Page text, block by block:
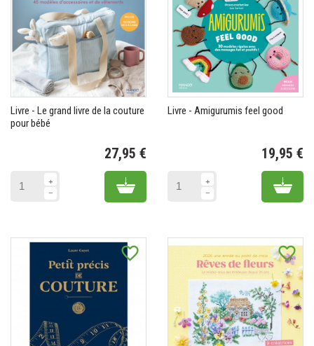
Livre - Le grand livre de la couture
pour bébé
27,95 €
Add to cart
Livre - Amigurumis feel good
19,95 €
Add
favorite_border favorite_border